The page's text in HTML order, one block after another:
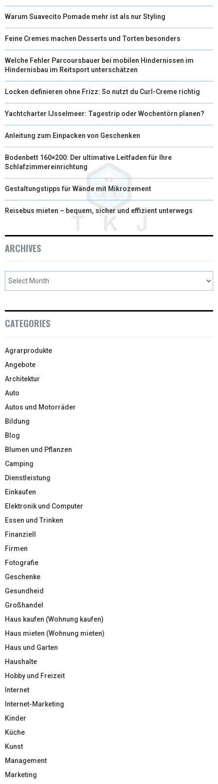
Warum Suavecito Pomade mehr ist als nur Styling
Feine Cremes machen Desserts und Torten besonders
Welche Fehler Parcoursbauer bei mobilen Hindernissen im
Hindernisbau im Reitsport unterschätzen
Locken definieren ohne Frizz: So nutzt du Curl-Creme richtig
Yachtcharter IJsselmeer: Tagestrip oder Wochentörn planen?
Anleitung zum Einpacken von Geschenken
Bodenbett 160×200: Der ultimative Leitfaden für Ihre
Schlafzimmereinrichtung
Gestaltungstipps für Wände mit Mikrozement
Reisebus mieten – bequem, sicher und effizient unterwegs
ARCHIVES
CATEGORIES
Agrarprodukte
Angebote
Architektur
Auto
Autos und Motorräder
Bildung
Blog
Blumen und Pflanzen
Camping
Dienstleistung
Einkaufen
Elektronik und Computer
Essen und Trinken
Finanziell
Firmen
Fotografie
Geschenke
Gesundheid
Großhandel
Haus kaufen (Wohnung kaufen)
Haus mieten (Wohnung mieten)
Haus und Garten
Haushalte
Hobby und Freizeit
Internet
Internet-Marketing
Kinder
Küche
Kunst
Management
Marketing